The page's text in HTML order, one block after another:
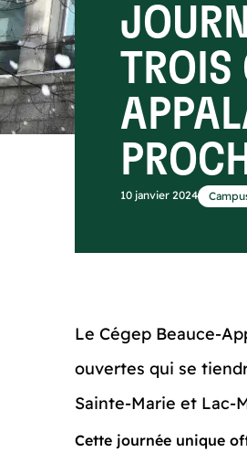
TROIS
10 janvier 2024
Le Cégep Beauce-
ouvertes qui se
Sainte-Marie et Lac-
Cette journée unique